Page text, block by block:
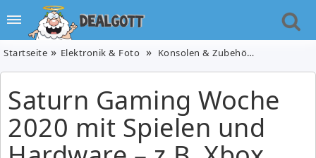
Startseite Elektronik & Foto Konsolen & Zubehör
Saturn Gaming Woche
2020 mit Spielen und